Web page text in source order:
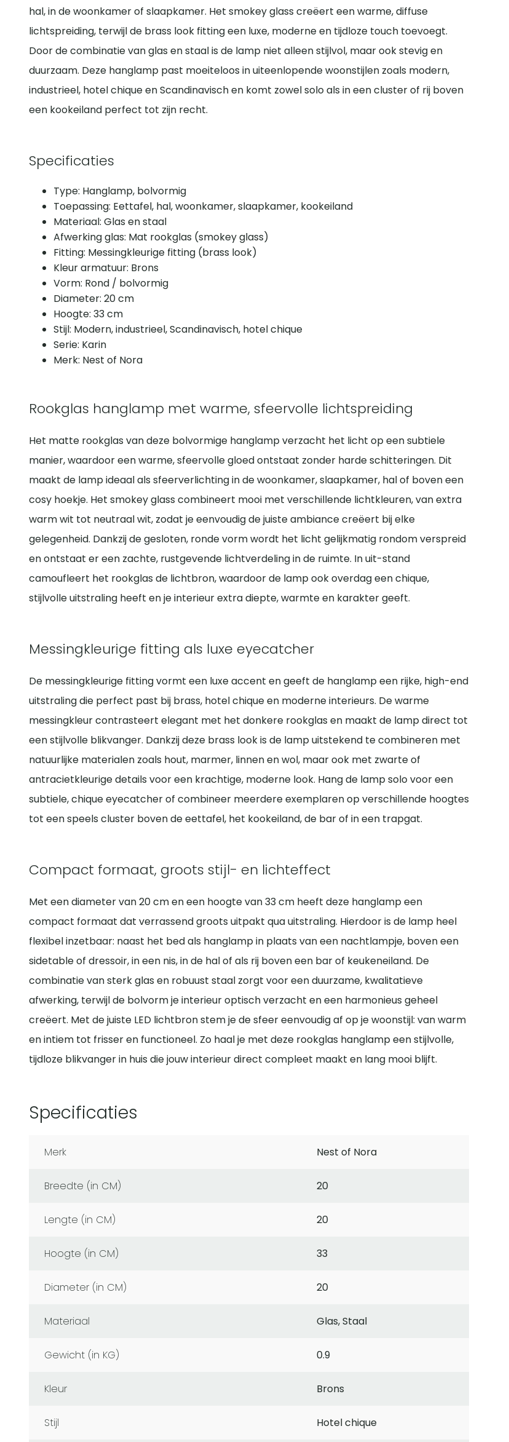
hal, in de woonkamer of slaapkamer. Het smokey glass creëert een warme, diffuse
lichtspreiding, terwijl de brass look fitting een luxe, moderne en tijdloze touch toevoegt.
Door de combinatie van glas en staal is de lamp niet alleen stijlvol, maar ook stevig en
duurzaam. Deze hanglamp past moeiteloos in uiteenlopende woonstijlen zoals modern,
industrieel, hotel chique en Scandinavisch en komt zowel solo als in een cluster of rij boven
een kookeiland perfect tot zijn recht.
Specificaties
Type: Hanglamp, bolvormig
Toepassing: Eettafel, hal, woonkamer, slaapkamer, kookeiland
Materiaal: Glas en staal
Afwerking glas: Mat rookglas (smokey glass)
Fitting: Messingkleurige fitting (brass look)
Kleur armatuur: Brons
Vorm: Rond / bolvormig
Diameter: 20 cm
Hoogte: 33 cm
Stijl: Modern, industrieel, Scandinavisch, hotel chique
Serie: Karin
Merk: Nest of Nora
Rookglas hanglamp met warme, sfeervolle lichtspreiding
Het matte rookglas van deze bolvormige hanglamp verzacht het licht op een subtiele
manier, waardoor een warme, sfeervolle gloed ontstaat zonder harde schitteringen. Dit
maakt de lamp ideaal als sfeerverlichting in de woonkamer, slaapkamer, hal of boven een
cosy hoekje. Het smokey glass combineert mooi met verschillende lichtkleuren, van extra
warm wit tot neutraal wit, zodat je eenvoudig de juiste ambiance creëert bij elke
gelegenheid. Dankzij de gesloten, ronde vorm wordt het licht gelijkmatig rondom verspreid
en ontstaat er een zachte, rustgevende lichtverdeling in de ruimte. In uit-stand
camoufleert het rookglas de lichtbron, waardoor de lamp ook overdag een chique,
stijlvolle uitstraling heeft en je interieur extra diepte, warmte en karakter geeft.
Messingkleurige fitting als luxe eyecatcher
De messingkleurige fitting vormt een luxe accent en geeft de hanglamp een rijke, high-end
uitstraling die perfect past bij brass, hotel chique en moderne interieurs. De warme
messingkleur contrasteert elegant met het donkere rookglas en maakt de lamp direct tot
een stijlvolle blikvanger. Dankzij deze brass look is de lamp uitstekend te combineren met
natuurlijke materialen zoals hout, marmer, linnen en wol, maar ook met zwarte of
antracietkleurige details voor een krachtige, moderne look. Hang de lamp solo voor een
subtiele, chique eyecatcher of combineer meerdere exemplaren op verschillende hoogtes
tot een speels cluster boven de eettafel, het kookeiland, de bar of in een trapgat.
Compact formaat, groots stijl- en lichteffect
Met een diameter van 20 cm en een hoogte van 33 cm heeft deze hanglamp een
compact formaat dat verrassend groots uitpakt qua uitstraling. Hierdoor is de lamp heel
flexibel inzetbaar: naast het bed als hanglamp in plaats van een nachtlampje, boven een
sidetable of dressoir, in een nis, in de hal of als rij boven een bar of keukeneiland. De
combinatie van sterk glas en robuust staal zorgt voor een duurzame, kwalitatieve
afwerking, terwijl de bolvorm je interieur optisch verzacht en een harmonieus geheel
creëert. Met de juiste LED lichtbron stem je de sfeer eenvoudig af op je woonstijl: van warm
en intiem tot frisser en functioneel. Zo haal je met deze rookglas hanglamp een stijlvolle,
tijdloze blikvanger in huis die jouw interieur direct compleet maakt en lang mooi blijft.
Specificaties
Merk Nest of Nora
Breedte (in CM) 20
Lengte (in CM) 20
Hoogte (in CM) 33
Diameter (in CM) 20
Materiaal Glas, Staal
Gewicht (in KG) 0.9
Kleur Brons
Stijl Hotel chique